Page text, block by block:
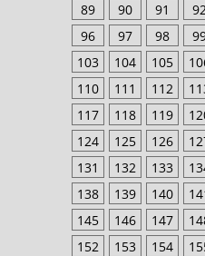
89
90 91
96
97 98
103
104 105
110
111 112
117
118 119
124
125 126
131
132 133
138
139 140
145
146 147
152
153 154